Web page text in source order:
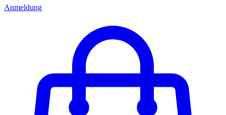
Anmeldung